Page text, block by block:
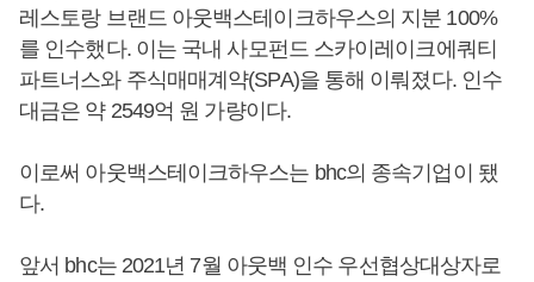
레스토랑 브랜드 아웃백스테이크하우스의 지분 100%
를 인수했다. 이는 국내 사모펀드 스카이레이크에쿼티
파트너스와 주식매매계약(SPA)을 통해 이뤄졌다. 인수
대금은 약 2549억 원 가량이다.
이로써 아웃백스테이크하우스는 bhc의 종속기업이 됐
다.
앞서 bhc는 2021년 7월 아웃백 인수 우선협상대상자로